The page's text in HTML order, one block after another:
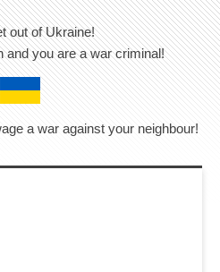
out of Ukraine!
and you are a war criminal!
a war against your neighbour!